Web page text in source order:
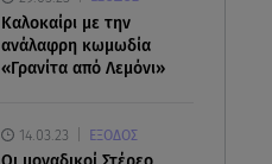
Καλοκαίρι με την
ανάλαφρη κωμωδία
«Γρανίτα από Λεμόνι»
14.03.23 ΕΞΟΔΟΣ